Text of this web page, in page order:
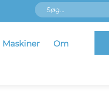
Maskiner Om